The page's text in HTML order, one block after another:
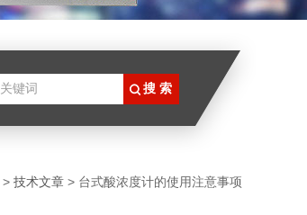
> 技术文章 > 台式酸浓度计的使用注意事项